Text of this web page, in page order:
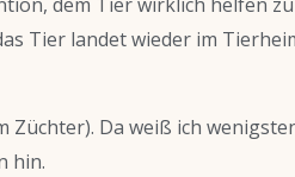
Tier landet wieder im
Da weiß ich
hin.